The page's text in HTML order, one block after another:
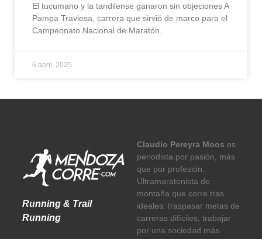
El tucumano y la tandilense ganaron sin objeciones A
Pampa Traviesa, carrera que sirvió de marco para el
Campeonato Nacional de Maratón.
6 abril, 2025
Running & Trail
Running
Claudio Pereyra Moos es
periodista por pasión, más
que por profesión.
Ultramaratonista de
montaña que corre tras
ideales: traspasar metas de
carreras difíciles, trabajar
por una sociedad más